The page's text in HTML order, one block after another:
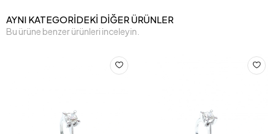
AYNI KATEGORİDEKİ DİĞER ÜRÜNLER
Bu ürüne benzer ürünleri inceleyin.